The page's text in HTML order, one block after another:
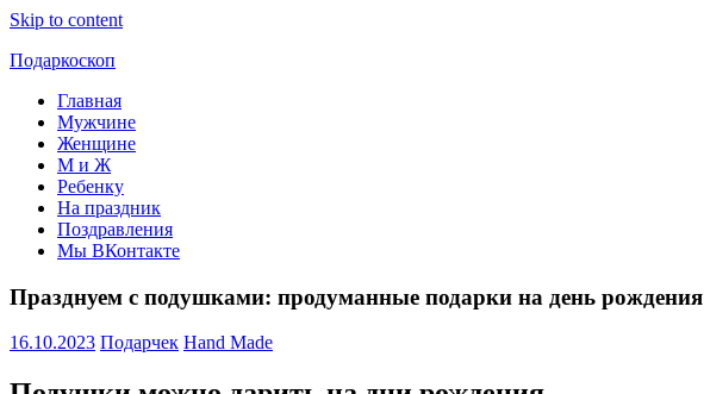
Skip to content
Подаркоскоп
Поможем
выбрать
подарить
Главная
Мужчине
Женщине
М и Ж
Ребенку
На праздник
Поздравления
Мы ВКонтакте
Празднуем с подушками: продуманные подарки на день рождения
16.10.2023 Подарчек Hand Made